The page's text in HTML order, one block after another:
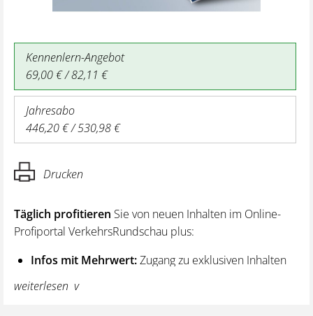
Kennenlern-Angebot
69,00 € / 82,11 €
Jahresabo
446,20 € / 530,98 €
Drucken
Täglich profitieren Sie von neuen Inhalten im Online-
Profiportal VerkehrsRundschau plus:
Infos mit Mehrwert:Zugang zu exklusiven Inhalten
und Hintergrundwissen – von aktuellen Regelungen
wie z. B. bei den Lenk- und Ruhezeiten,
weiterlesen